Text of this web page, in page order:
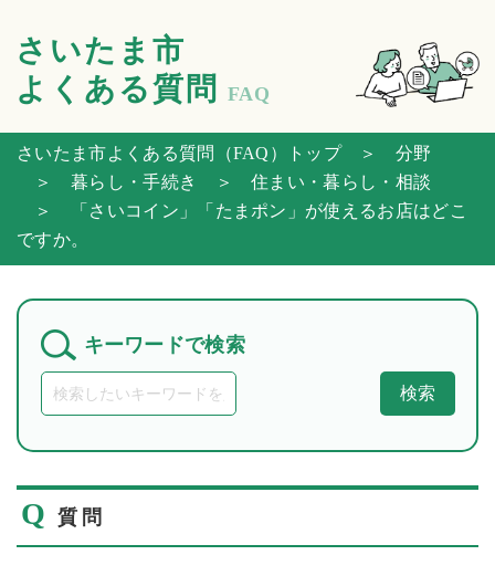
さいたま市
よくある質問
FAQ
さいたま市よくある質問（FAQ）トップ＞ 分野
＞ 暮らし・手続き
＞ 住まい・暮らし・相談
＞ 「さいコイン」「たまポン」が使えるお店はどこ
ですか。
キーワードで検索
検索
Q 質問